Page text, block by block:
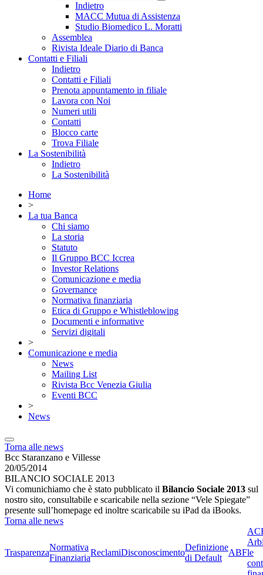
Indietro
MACC Mutua di Assistenza
Studio Biomedico L. Moratti
Assemblea
Rivista Ideale Diario di Banca
Contatti e Filiali
Indietro
Contatti e Filiali
Prenota appuntamento in filiale
Lavora con Noi
Numeri utili
Contatti
Blocco carte
Trova Filiale
La Sostenibilità
Indietro
La Sostenibilità
Home
>
La tua Banca
Chi siamo
La storia
Statuto
Il Gruppo BCC Iccrea
Investor Relations
Comunicazione e media
Governance
Normativa finanziaria
Etica di Gruppo e Whistleblowing
Documenti e informative
Servizi digitali
>
Comunicazione e media
News
Mailing List
Rivista Bcc Venezia Giulia
Eventi BCC
>
News
Torna alle news
Bcc Staranzano e Villesse
20/05/2014
BILANCIO SOCIALE 2013
Vi comunichiamo che è stato pubblicato il Bilancio Sociale 2013 sul
nostro sito, consultabile e scaricabile nella sezione “Vele Spiegate”
presente sull’homepage ed inoltre scaricabile su iPad da iBooks.
Torna alle news
Trasparenza
Normativa
Finanziaria
ReclamiDisconoscimento
Definizione
di Default
ABFle